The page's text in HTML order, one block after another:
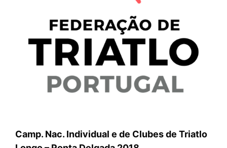
Camp. Nac. Individual e de Clubes de Triatlo